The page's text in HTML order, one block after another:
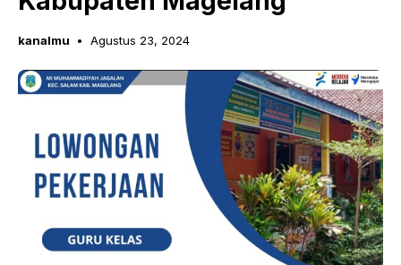
kanalmu Agustus 23, 2024